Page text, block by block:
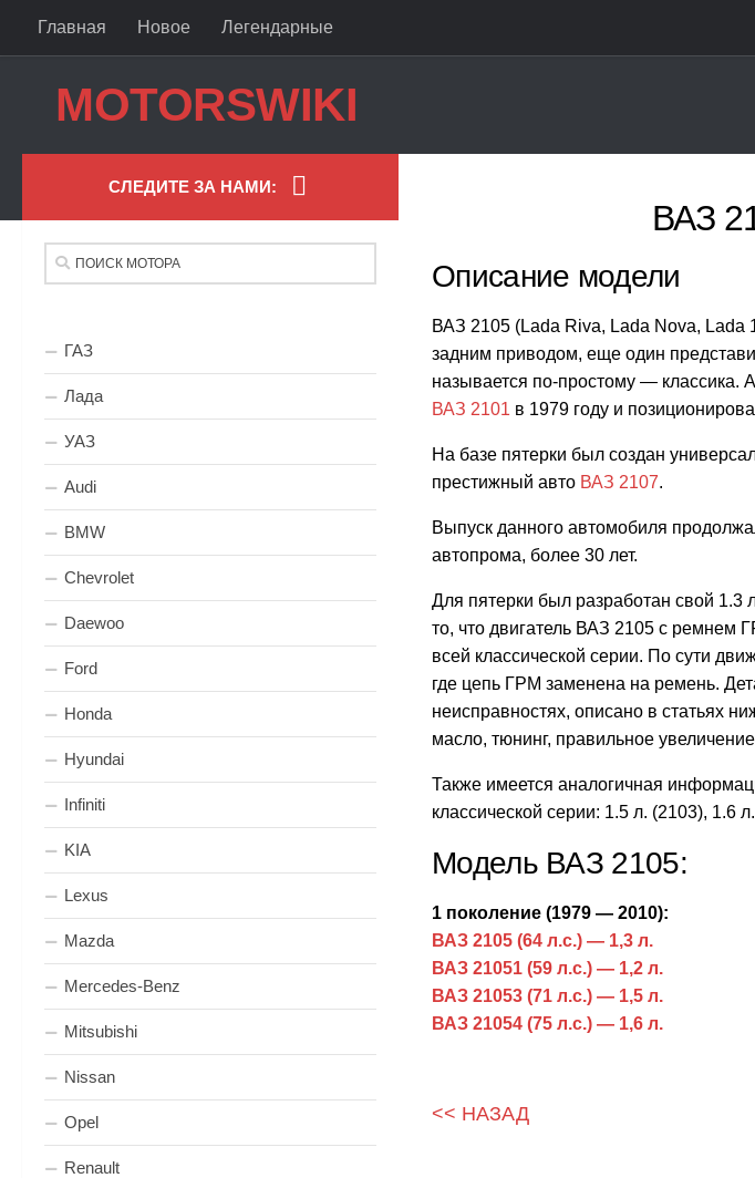
Skip to content
Главная Новое Легендарные
MOTORSWIKI
ВАЗ
Описание модели
ВАЗ 2105 (Lada Riva, Lada Nova, Lada
задним приводом, еще один
называется по-простому — классика.
ВАЗ 2101 в 1979 году и
На базе пятерки был создан
престижный авто ВАЗ 2107.
Выпуск данного автомобиля
автопрома, более 30 лет.
Для пятерки был разработан свой 1.3
то, что двигатель ВАЗ 2105 с ремнем
всей классической серии. По сути
где цепь ГРМ заменена на ремень.
неисправностях, описано в статьях
масло, тюнинг, правильное
Также имеется аналогичная
классической серии: 1.5 л. (2103), 1.6
Модель ВАЗ 2105:
1 поколение (1979 — 2010):
ВАЗ 2105 (64 л.с.) — 1,3 л.
ВАЗ 21051 (59 л.с.) — 1,2 л.
ВАЗ 21053 (71 л.с.) — 1,5 л.
ВАЗ 21054 (75 л.с.) — 1,6 л.
<< НАЗАД
СЛЕДИТЕ ЗА НАМИ:
ГАЗ
Лада
УАЗ
Audi
BMW
Chevrolet
Daewoo
Ford
Honda
Hyundai
Infiniti
KIA
Lexus
Mazda
Mercedes-Benz
Mitsubishi
Nissan
Opel
Renault